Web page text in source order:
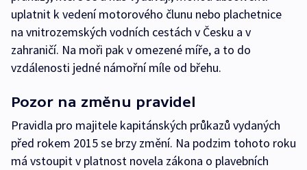
uplatnit k vedení motorového člunu nebo plachetnice
na vnitrozemských vodních cestách v Česku a v
zahraničí. Na moři pak v omezené míře, a to do
vzdálenosti jedné námořní míle od břehu.
Pozor na změnu pravidel
Pravidla pro majitele kapitánských průkazů vydaných
před rokem 2015 se brzy změní. Na podzim tohoto roku
má vstoupit v platnost novela zákona o plavebních